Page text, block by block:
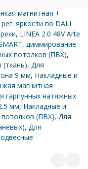
магнитная +
яркости по DALI
, LINEA 2.0 48V Arte
диммирование
потолков (ПВХ),
, Для
9 мм, Накладные и
магнитная
гарпунных натяжных
мм, Накладные и
(ПВХ), Для
, Для